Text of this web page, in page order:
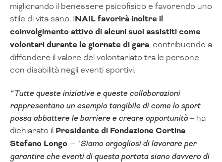
migliorando il benessere psicofisico e favorendo uno
stile di vita sano. INAIL favorirà inoltre il
coinvolgimento attivo di alcuni suoi assistiti come
volontari durante le giornate di gara, contribuendo a
diffondere il valore del volontariato tra le persone
con disabilità negli eventi sportivi.
“Tutte queste iniziative e queste collaborazioni
rappresentano un esempio tangibile di come lo sport
possa abbattere le barriere e creare opportunità– ha
dichiarato il Presidente di Fondazione Cortina
Stefano Longo. – “Siamo orgogliosi di lavorare per
garantire che eventi di questa portata siano davvero di